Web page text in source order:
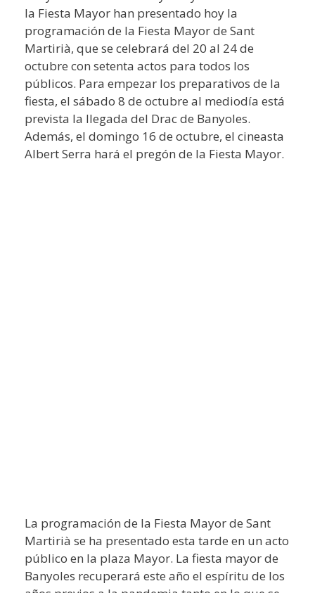
la Fiesta Mayor han presentado hoy la
programación de la Fiesta Mayor de Sant
Martirià, que se celebrará del 20 al 24 de
octubre con setenta actos para todos los
públicos. Para empezar los preparativos de la
fiesta, el sábado 8 de octubre al mediodía está
prevista la llegada del Drac de Banyoles.
Además, el domingo 16 de octubre, el cineasta
Albert Serra hará el pregón de la Fiesta Mayor.
La programación de la Fiesta Mayor de Sant
Martirià se ha presentado esta tarde en un acto
público en la plaza Mayor. La fiesta mayor de
Banyoles recuperará este año el espíritu de los